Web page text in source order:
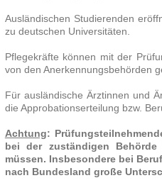
Ausländischen Studierenden
zu deutschen Universitäten.
Pflegekräfte können mit der
von den Anerkennungsbehörden
Für ausländische Ärztinnen und
die Approbationserteilung bzw.
Achtung:
bei der zuständigen
müssen. Insbesondere bei
nach Bundesland große